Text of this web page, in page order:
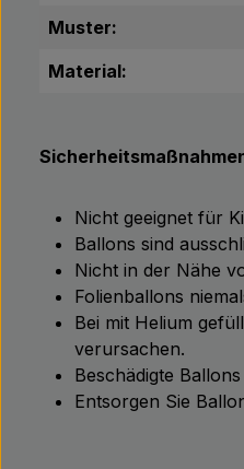
Muster:
Material:
Nicht geeignet für
Ballons sind
Nicht in der Nähe
Folienballons
Bei mit Helium
verursachen.
Beschädigte
Entsorgen Sie